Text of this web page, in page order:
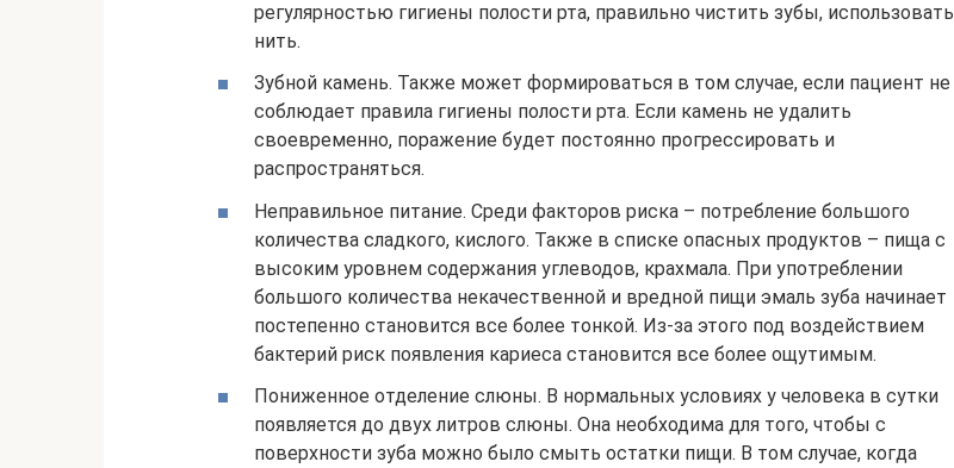
регулярностью гигиены полости рта, правильно чистить зубы, использовать
нить.
Зубной камень. Также может формироваться в том случае, если пациент не
соблюдает правила гигиены полости рта. Если камень не удалить
своевременно, поражение будет постоянно прогрессировать и
распространяться.
Неправильное питание. Среди факторов риска – потребление большого
количества сладкого, кислого. Также в списке опасных продуктов – пища с
высоким уровнем содержания углеводов, крахмала. При употреблении
большого количества некачественной и вредной пищи эмаль зуба начинает
постепенно становится все более тонкой. Из-за этого под воздействием
бактерий риск появления кариеса становится все более ощутимым.
Пониженное отделение слюны. В нормальных условиях у человека в сутки
появляется до двух литров слюны. Она необходима для того, чтобы с
поверхности зуба можно было смыть остатки пищи. В том случае, когда